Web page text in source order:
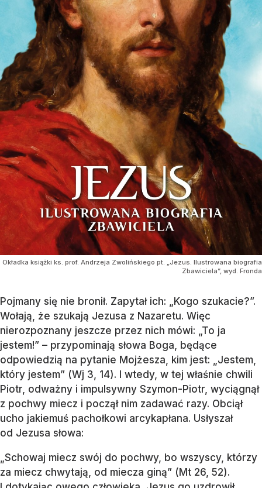
Okładka książki ks. prof. Andrzeja Zwolińskiego pt. „Jezus. Ilustrowana biografia
Zbawiciela”, wyd. Fronda
Pojmany się nie bronił. Zapytał ich: „Kogo szukacie?”.
Wołają, że szukają Jezusa z Nazaretu. Więc
nierozpoznany jeszcze przez nich mówi: „To ja
jestem!” – przypominają słowa Boga, będące
odpowiedzią na pytanie Mojżesza, kim jest: „Jestem,
który jestem” (Wj 3, 14). I wtedy, w tej właśnie chwili
Piotr, odważny i impulsywny Szymon-Piotr, wyciągnął
z pochwy miecz i począł nim zadawać razy. Obciął
ucho jakiemuś pachołkowi arcykapłana. Usłyszał
od Jezusa słowa:
„Schowaj miecz swój do pochwy, bo wszyscy, którzy
za miecz chwytają, od miecza giną” (Mt 26, 52).